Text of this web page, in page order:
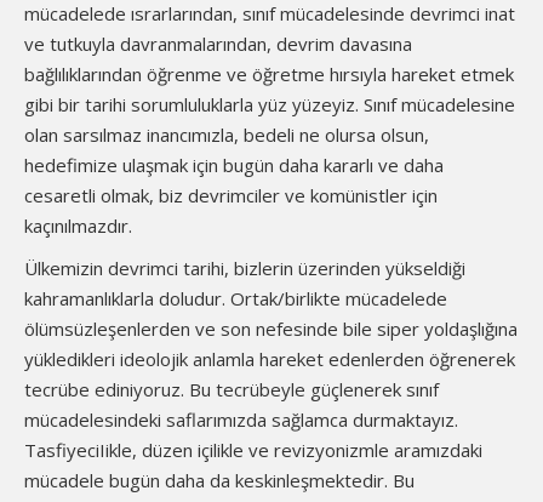
mücadelede ısrarlarından, sınıf mücadelesinde devrimci inat
ve tutkuyla davranmalarından, devrim davasına
bağlılıklarından öğrenme ve öğretme hırsıyla hareket etmek
gibi bir tarihi sorumluluklarla yüz yüzeyiz. Sınıf mücadelesine
olan sarsılmaz inancımızla, bedeli ne olursa olsun,
hedefimize ulaşmak için bugün daha kararlı ve daha
cesaretli olmak, biz devrimciler ve komünistler için
kaçınılmazdır.
Ülkemizin devrimci tarihi, bizlerin üzerinden yükseldiği
kahramanlıklarla doludur. Ortak/birlikte mücadelede
ölümsüzleşenlerden ve son nefesinde bile siper yoldaşlığına
yükledikleri ideolojik anlamla hareket edenlerden öğrenerek
tecrübe ediniyoruz. Bu tecrübeyle güçlenerek sınıf
mücadelesindeki saflarımızda sağlamca durmaktayız.
TasfiyeciIikle, düzen içilikle ve revizyonizmle aramızdaki
mücadele bugün daha da keskinleşmektedir. Bu